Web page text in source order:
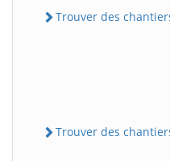
Trouver des
Trouver des